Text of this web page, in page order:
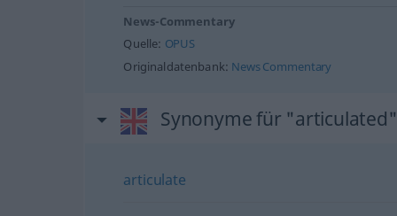
News-Commentary
Quelle: OPUS
Originaldatenbank: News Commentary
Synonyme für "articulated"
articulate